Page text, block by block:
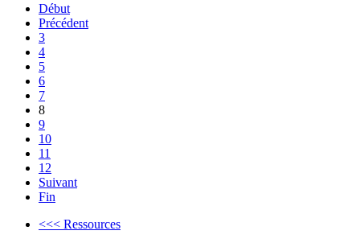
Début
Précédent
3
4
5
6
7
8
9
10
11
12
Suivant
Fin
<<< Ressources